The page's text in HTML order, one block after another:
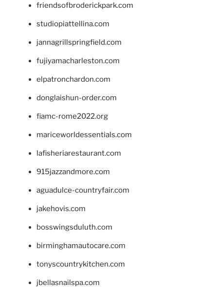
friendsofbroderickpark.com
studiopiattellina.com
jannagrillspringfield.com
fujiyamacharleston.com
elpatronchardon.com
donglaishun-order.com
fiamc-rome2022.org
mariceworldessentials.com
lafisheriarestaurant.com
915jazzandmore.com
aguadulce-countryfair.com
jakehovis.com
bosswingsduluth.com
birminghamautocare.com
tonyscountrykitchen.com
jbellasnailspa.com